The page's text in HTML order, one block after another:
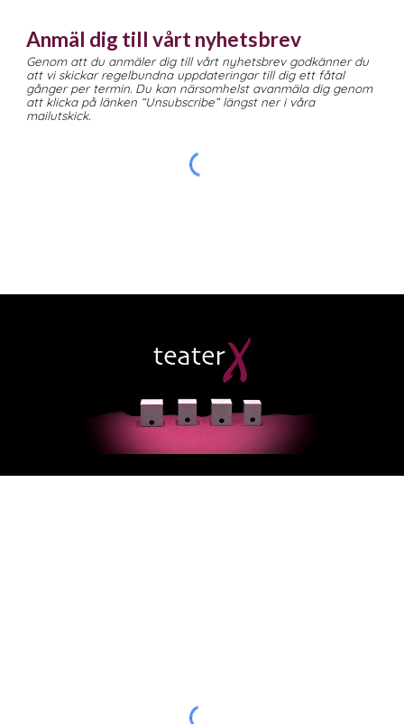
Anmäl dig till vårt nyhetsbrev
Genom att du anmäler dig till vårt nyhetsbrev godkänner du
att vi skickar regelbundna uppdateringar till dig ett fåtal
gånger per termin. Du kan närsomhelst avanmäla dig genom
att klicka på länken “Unsubscribe” längst ner i våra
mailutskick.